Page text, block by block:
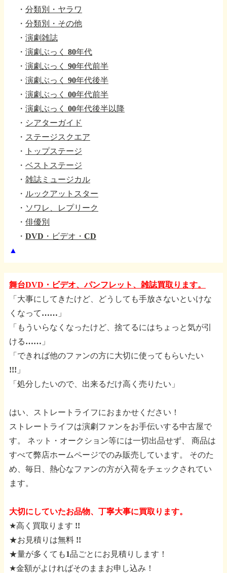
・ 分類別・ヤラワ
・ 分類別・その他
・ 演劇雑誌
・ 演劇ぶっく 80年代
・ 演劇ぶっく 90年代前半
・ 演劇ぶっく 90年代後半
・ 演劇ぶっく 00年代前半
・ 演劇ぶっく 00年代後半以降
・ シアターガイド
・ ステージスクエア
・
トップステージ
・ ベストステージ
・ 雑誌ミュージカル
・ ルックアットスター
・ ソワレ、レプリーク
・ 俳優別
・ DVD・ビデオ・CD
▲
舞台DVD・ビデオ、パンフレット、雑誌買取ります。
「大事にしてきたけど、どうしても手放さないといけな
くなって……」
「もういらなくなったけど、捨てるにはちょっと気が引
ける……」
「できれば他のファンの方に大切に使ってもらいたい
!!!」
「処分したいので、出来るだけ高く売りたい」
はい、ストレートライフにおまかせください！
ストレートライフは演劇ファンをお手伝いする中古屋で
す。
ネット・オークション等には一切出品せず、
商品は
すべて弊店ホームページでのみ販売しています。
そのた
め、毎日、熱心なファンの方が入荷をチェックされてい
ます。
大切にしていたお品物、丁寧大事に買取ります。
★高く買取ります !!
★お見積りは無料 !!
★量が多くても1品ごとにお見積りします！
★金額がよければそのままお申し込み！